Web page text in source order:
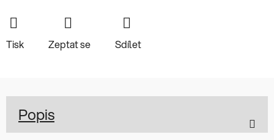
Tisk Zeptat se Sdílet
Popis